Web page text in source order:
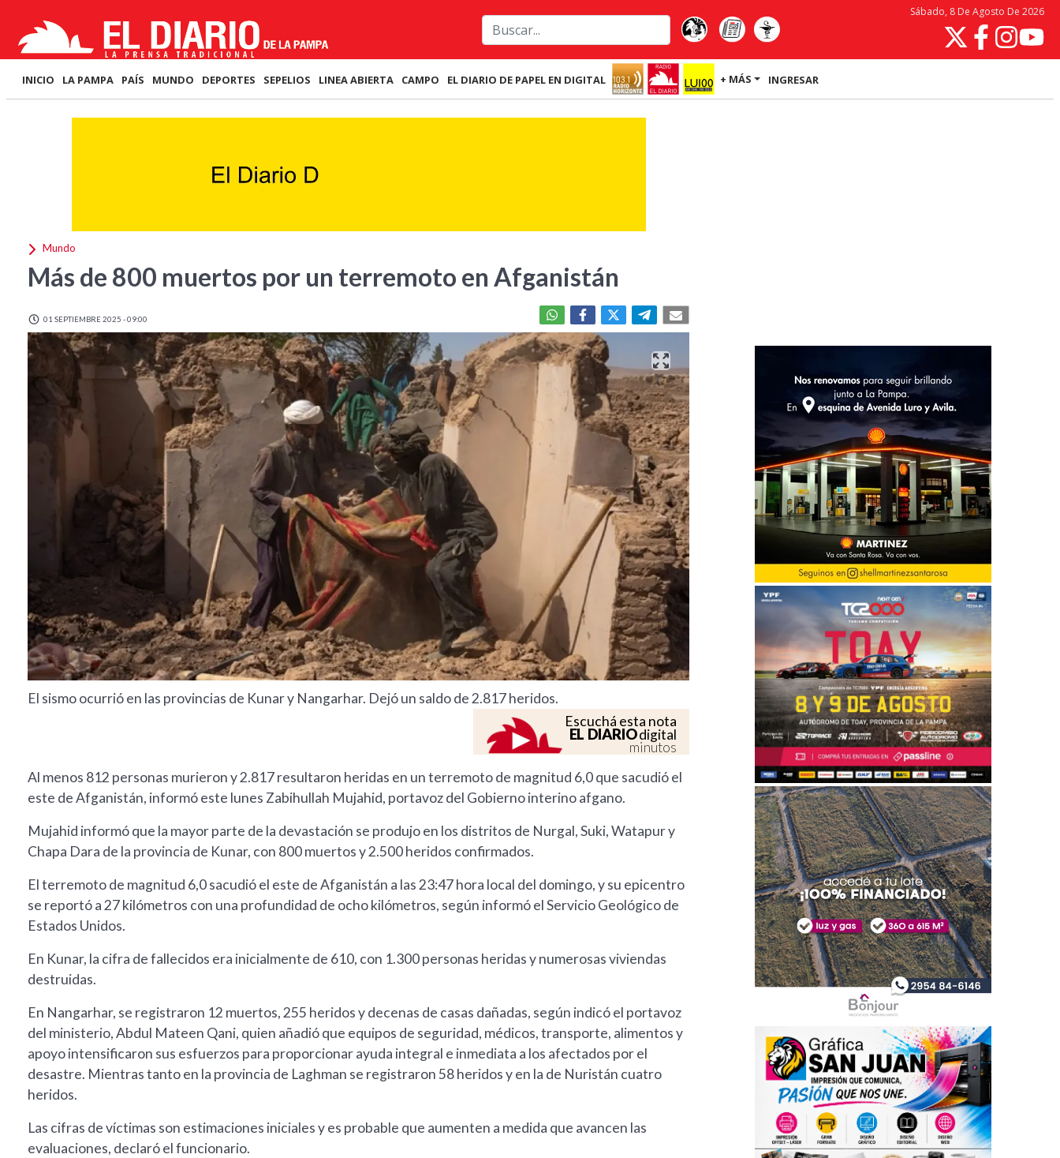
Sábado, 8 De Agosto De 2026
INICIO LA PAMPA PAÍS MUNDO DEPORTES SEPELIOS LINEA ABIERTA CAMPO EL DIARIO DE PAPEL EN DIGITAL + MÁS INGRESAR
Mundo
Más de 800 muertos por un terremoto en Afganistán
01 SEPTIEMBRE 2025 - 09:00
El sismo ocurrió en las provincias de Kunar y Nangarhar. Dejó un saldo de 2.817 heridos.
Escuchá esta nota
EL DIARIOdigital
minutos
Al menos 812 personas murieron y 2.817 resultaron heridas en un terremoto de magnitud 6,0 que sacudió el
este de Afganistán, informó este lunes Zabihullah Mujahid, portavoz del Gobierno interino afgano.
Mujahid informó que la mayor parte de la devastación se produjo en los distritos de Nurgal, Suki, Watapur y
Chapa Dara de la provincia de Kunar, con 800 muertos y 2.500 heridos confirmados.
El terremoto de magnitud 6,0 sacudió el este de Afganistán a las 23:47 hora local del domingo, y su epicentro
se reportó a 27 kilómetros con una profundidad de ocho kilómetros, según informó el Servicio Geológico de
Estados Unidos.
En Kunar, la cifra de fallecidos era inicialmente de 610, con 1.300 personas heridas y numerosas viviendas
destruidas.
En Nangarhar, se registraron 12 muertos, 255 heridos y decenas de casas dañadas, según indicó el portavoz
del ministerio, Abdul Mateen Qani, quien añadió que equipos de seguridad, médicos, transporte, alimentos y
apoyo intensificaron sus esfuerzos para proporcionar ayuda integral e inmediata a los afectados por el
desastre. Mientras tanto en la provincia de Laghman se registraron 58 heridos y en la de Nuristán cuatro
heridos.
Las cifras de víctimas son estimaciones iniciales y es probable que aumenten a medida que avancen las
evaluaciones, declaró el funcionario.